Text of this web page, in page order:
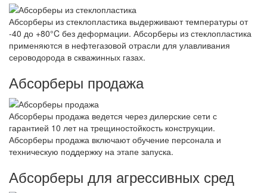
Абсорберы из стеклопластика выдерживают температуры от
-40 до +80°C без деформации. Абсорберы из стеклопластика
применяются в нефтегазовой отрасли для улавливания
сероводорода в скважинных газах.
Абсорберы продажа
Абсорберы продажа ведется через дилерские сети с
гарантией 10 лет на трещиностойкость конструкции.
Абсорберы продажа включают обучение персонала и
техническую поддержку на этапе запуска.
Абсорберы для агрессивных сред